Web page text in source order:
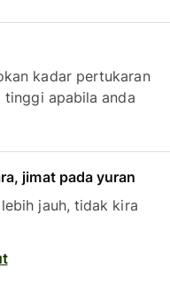
kadar pertukaran
tinggi apabila anda
jimat pada yuran
jauh, tidak kira